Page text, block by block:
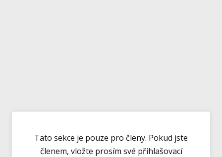
Tato sekce je pouze pro členy. Pokud jste
členem, vložte prosím své přihlašovací